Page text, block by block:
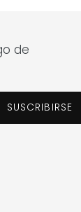
de
SUSCRIBIRSE